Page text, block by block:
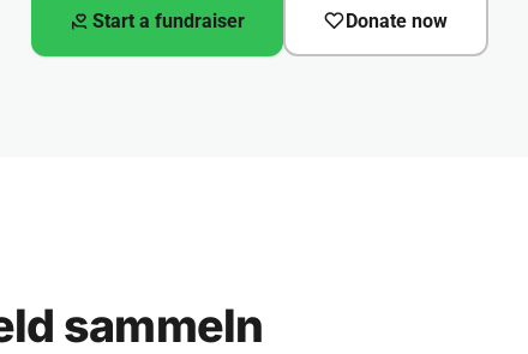
Start a fundraiser Donate now
sammeln